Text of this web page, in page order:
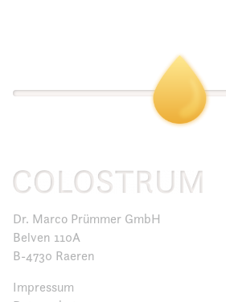
Dr. Marco Prümmer GmbH
Belven 110A
B-4730 Raeren
Impressum